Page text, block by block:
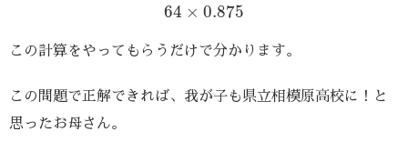
64 × 0.875
64 × 0.875
この計算をやってもらうだけで分かります。
この問題で正解できれば、我が子も県立相模原高校に！と
思ったお母さん。